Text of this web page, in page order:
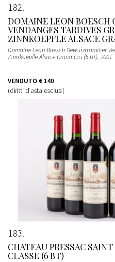
182
DOMAINE LEON BOESCH
VENDANGES TARDIVES
ZINNKOEPFLE ALSACE
Domaine Leon Boesch Gewurztraminer
Zinnkoepfle Alsace Grand Cru (6 BT), 2001
VENDUTO € 140
(diritti d'asta esclusi)
183
CHATEAU PRESSAC
CLASSE (6 BT)